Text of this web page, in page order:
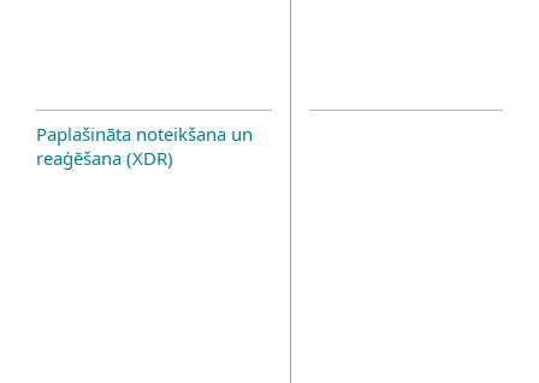
Paplašināta noteikšana un
reaģēšana (XDR)